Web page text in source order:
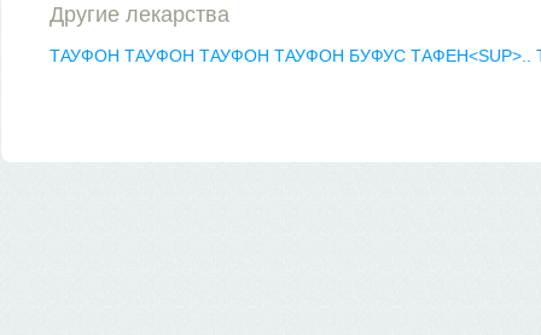
Другие лекарства
ТАУФОН ТАУФОН ТАУФОН ТАУФОН БУФУС ТАФЕН<SUP>..